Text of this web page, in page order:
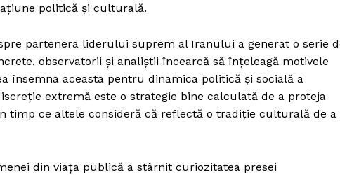
politică și culturală.
partenera liderului suprem al Iranului a generat o serie
observatorii și analiștii încearcă să înțeleagă motivele
însemna aceasta pentru dinamica politică și socială a
extremă este o strategie bine calculată de a proteja
timp ce altele consideră că reflectă o tradiție culturală de a
din viața publică a stârnit curiozitatea presei